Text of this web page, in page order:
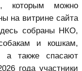
которым можно
на витрине сайта
собраны НКО,
и кошкам,
а также спасают
года участники